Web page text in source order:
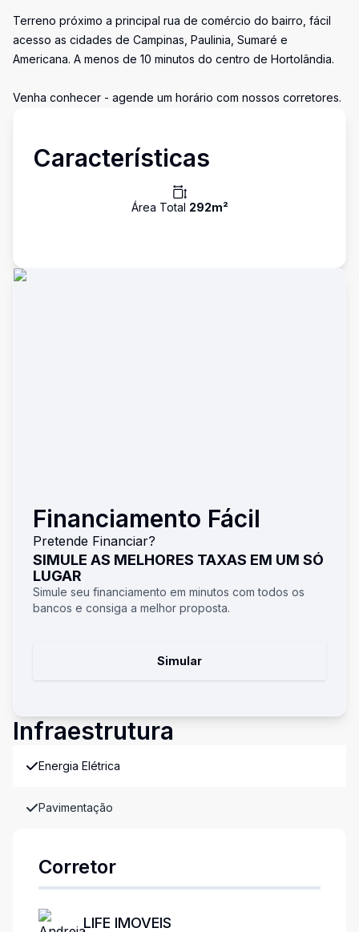
Terreno próximo a principal rua de comércio do bairro, fácil
acesso as cidades de Campinas, Paulinia, Sumaré e
Americana. A menos de 10 minutos do centro de Hortolândia.
Venha conhecer - agende um horário com nossos corretores.
Características
Área Total 292m²
Financiamento Fácil
Pretende Financiar?
SIMULE AS MELHORES TAXAS EM UM SÓ
LUGAR
Simule seu financiamento em minutos com todos os
bancos e consiga a melhor proposta.
Simular
Infraestrutura
Energia Elétrica
Pavimentação
Corretor
LIFE IMOVEIS